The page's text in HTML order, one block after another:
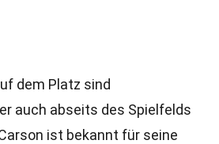
dem Platz sind
auch abseits des Spielfelds
ist bekannt für seine